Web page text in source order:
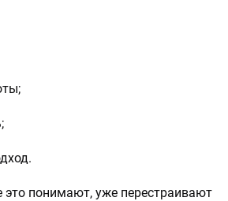
понимают, уже перестраивают